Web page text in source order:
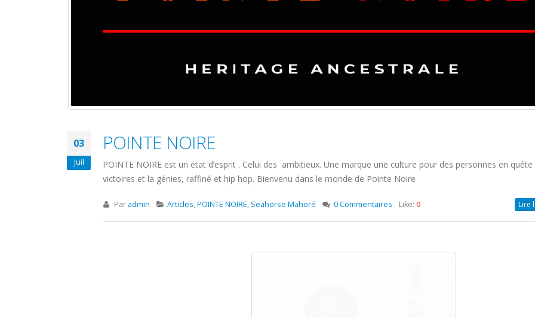
03 POINTE NOIRE
POINTE NOIRE est un état d’esprit . Celui des ambitieux. Une marque une culture pour des personnes en quête
victoires et la génies, raffiné et hip hop. Bienvenu dans le monde de Pointe Noire